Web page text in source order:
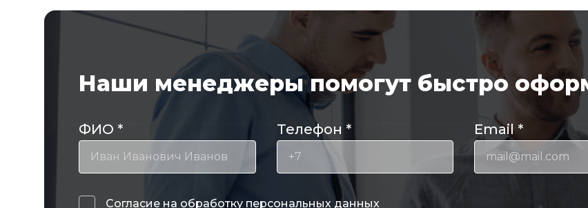
Наши менеджеры помогут быстро
ФИО * Телефон * Email *
Согласие на обработку персональных данных